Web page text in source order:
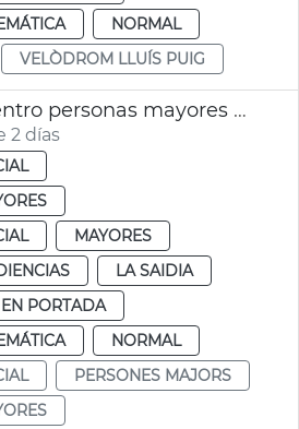
NORMAL
VELÒDROM LLUÍS PUIG
Visita obras centro personas mayores Sant Antoni València
2 días
MAYORES
LA SAIDIA
EN PORTADA
NORMAL
PERSONES MAJORS